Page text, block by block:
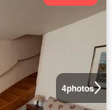
4photos